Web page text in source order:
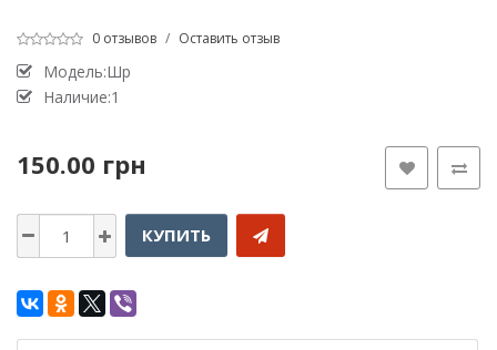
0 отзывов / Оставить отзыв
Модель:Шр
Наличие:1
150.00 грн
КУПИТЬ